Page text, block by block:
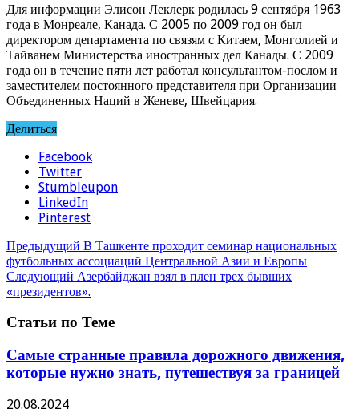
Для информации Элисон Леклерк родилась 9 сентября 1963
года в Монреале, Канада. С 2005 по 2009 год он был
директором департамента по связям с Китаем, Монголией и
Тайванем Министерства иностранных дел Канады. С 2009
года он в течение пяти лет работал консультантом-послом и
заместителем постоянного представителя при Организации
Объединенных Наций в Женеве, Швейцария.
Делиться
Facebook
Twitter
Stumbleupon
LinkedIn
Pinterest
Предыдущий В Ташкенте проходит семинар национальных
футбольных ассоциаций Центральной Азии и Европы
Следующий Азербайджан взял в плен трех бывших
«президентов».
Статьи по Теме
Самые странные правила дорожного движения,
которые нужно знать, путешествуя за границей
20.08.2024